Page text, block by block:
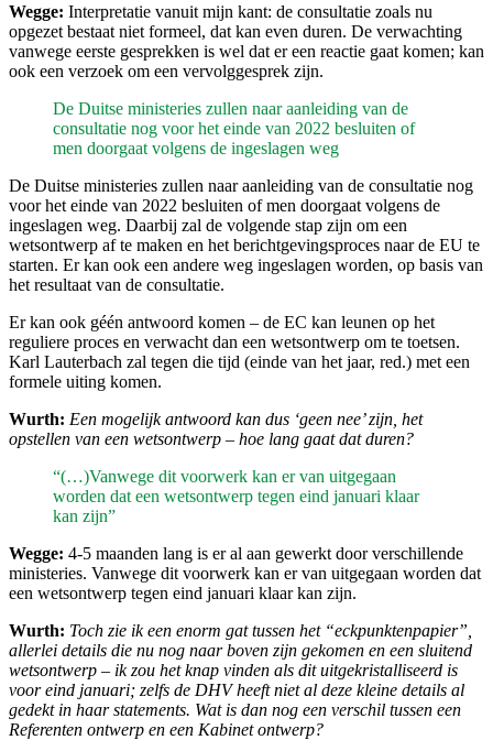
Wegge: Interpretatie vanuit mijn kant: de consultatie zoals nu
opgezet bestaat niet formeel, dat kan even duren. De verwachting
vanwege eerste gesprekken is wel dat er een reactie gaat komen; kan
ook een verzoek om een vervolggesprek zijn.
De Duitse ministeries zullen naar aanleiding van de
consultatie nog voor het einde van 2022 besluiten of
men doorgaat volgens de ingeslagen weg
De Duitse ministeries zullen naar aanleiding van de consultatie nog
voor het einde van 2022 besluiten of men doorgaat volgens de
ingeslagen weg. Daarbij zal de volgende stap zijn om een
wetsontwerp af te maken en het berichtgevingsproces naar de EU te
starten. Er kan ook een andere weg ingeslagen worden, op basis van
het resultaat van de consultatie.
Er kan ook géén antwoord komen – de EC kan leunen op het
reguliere proces en verwacht dan een wetsontwerp om te toetsen.
Karl Lauterbach zal tegen die tijd (einde van het jaar, red.) met een
formele uiting komen.
Wurth: Een mogelijk antwoord kan dus ‘geen nee’ zijn, het
opstellen van een wetsontwerp – hoe lang gaat dat duren?
“(…)Vanwege dit voorwerk kan er van uitgegaan
worden dat een wetsontwerp tegen eind januari klaar
kan zijn”
Wegge: 4-5 maanden lang is er al aan gewerkt door verschillende
ministeries. Vanwege dit voorwerk kan er van uitgegaan worden dat
een wetsontwerp tegen eind januari klaar kan zijn.
Wurth: Toch zie ik een enorm gat tussen het “eckpunktenpapier”,
allerlei details die nu nog naar boven zijn gekomen en een sluitend
wetsontwerp – ik zou het knap vinden als dit uitgekristalliseerd is
voor eind januari; zelfs de DHV heeft niet al deze kleine details al
gedekt in haar statements. Wat is dan nog een verschil tussen een
Referenten ontwerp en een Kabinet ontwerp?